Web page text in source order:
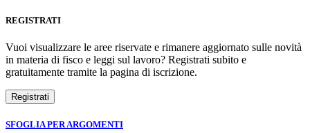
REGISTRATI
Vuoi visualizzare le aree riservate e rimanere aggiornato sulle novità
in materia di fisco e leggi sul lavoro? Registrati subito e
gratuitamente tramite la pagina di iscrizione.
SFOGLIA PER ARGOMENTI